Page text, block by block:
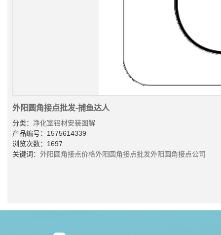
外阳圆角接点批发-捕鱼达人
分类： 净化室铝材安装图解
产品编号：1575614339
浏览次数：1697
关键词： 外阳圆角接点价格外阳圆角接点批发外阳圆角接点公司